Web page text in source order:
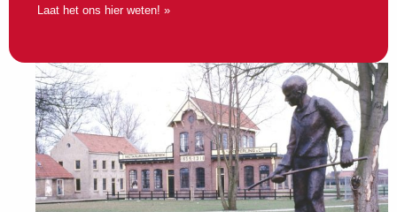
Laat het ons hier weten! »